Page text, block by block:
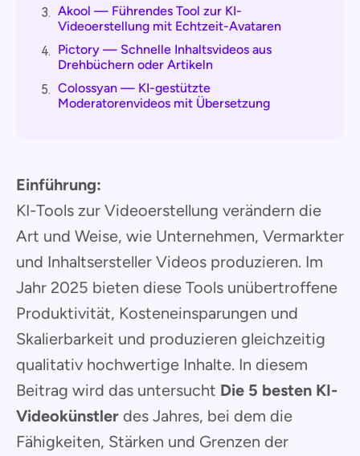
3. Akool — Führendes Tool zur KI-
Videoerstellung mit Echtzeit-Avataren
4. Pictory — Schnelle Inhaltsvideos aus
Drehbüchern oder Artikeln
5. Colossyan — KI-gestützte
Moderatorenvideos mit Übersetzung
Einführung:
KI-Tools zur Videoerstellung verändern die
Art und Weise, wie Unternehmen, Vermarkter
und Inhaltsersteller Videos produzieren. Im
Jahr 2025 bieten diese Tools unübertroffene
Produktivität, Kosteneinsparungen und
Skalierbarkeit und produzieren gleichzeitig
qualitativ hochwertige Inhalte. In diesem
Beitrag wird das untersucht Die 5 besten KI-
Videokünstler des Jahres, bei dem die
Fähigkeiten, Stärken und Grenzen der